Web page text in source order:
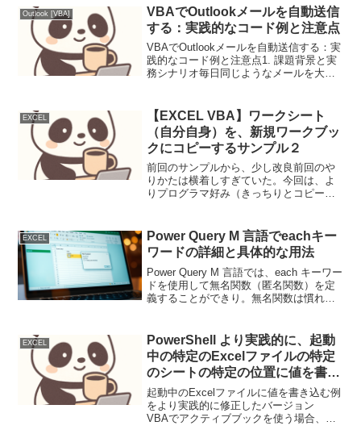
めに用いられる...
Outlook [VBA]
VBAでOutlookメールを自動送信
する：実践的なコード例と注意点
VBAでOutlookメールを自動送信する：実
践的なコード例と注意点1. 課題背景と実
務シナリオ毎日同じようなメールを大量
を浪費します。VBAでOutlookメールの
自...
EXCEL
【EXCEL VBA】ワークシート
（自分自身）を、新規ワークブッ
クにコピーするサンプル２
前回のサンプルから、少し改良前回のや
りかたは横着しすぎていた。今回は、よ
りプログラマ好み（きっちりとコピー範
ック、ワークシート、Range をきちんと
握って値コピーをす...
EXCEL
Power Query M 言語でeachキー
ワードの詳細と具体的な用法
Power Query M 言語では、each キーワー
ドを使用して無名関数（匿名関数）を定
義することができり。無名関数は慣れて
自分自身がeachに慣れるために、eac...
EXCEL
PowerShell より実践的に、起動
中の特定のExcelファイルの特定
のシートの特定の位置に値を書き
込む例
起動中のExcelファイルに値を書き込む例
をより実践的に修正したバージョン
VBAでアクティブブックを使う場合、複